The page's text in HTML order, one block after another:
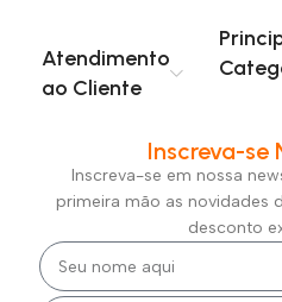
Atendimento
ao Cliente
Inscreva-se
Inscreva-se em nossa
primeira mão as novidades
desconto